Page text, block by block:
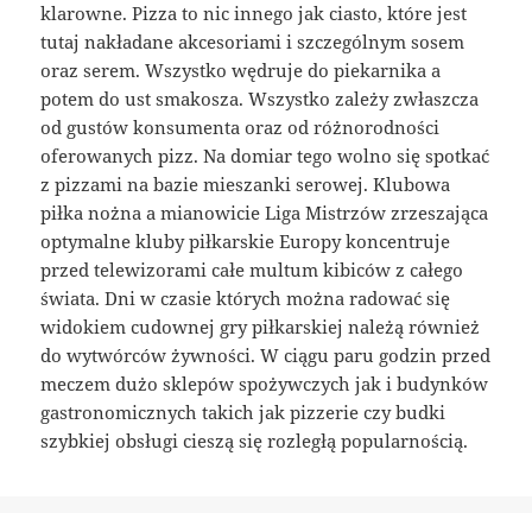
klarowne. Pizza to nic innego jak ciasto, które jest
tutaj nakładane akcesoriami i szczególnym sosem
oraz serem. Wszystko wędruje do piekarnika a
potem do ust smakosza. Wszystko zależy zwłaszcza
od gustów konsumenta oraz od różnorodności
oferowanych pizz. Na domiar tego wolno się spotkać
z pizzami na bazie mieszanki serowej. Klubowa
piłka nożna a mianowicie Liga Mistrzów zrzeszająca
optymalne kluby piłkarskie Europy koncentruje
przed telewizorami całe multum kibiców z całego
świata. Dni w czasie których można radować się
widokiem cudownej gry piłkarskiej należą również
do wytwórców żywności. W ciągu paru godzin przed
meczem dużo sklepów spożywczych jak i budynków
gastronomicznych takich jak pizzerie czy budki
szybkiej obsługi cieszą się rozległą popularnością.